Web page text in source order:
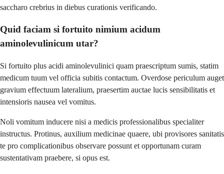
saccharo crebrius in diebus curationis verificando.
Quid faciam si fortuito nimium acidum
aminolevulinicum utar?
Si fortuito plus acidi aminolevulinici quam praescriptum sumis, statim
medicum tuum vel officia subitis contactum. Overdose periculum auget
gravium effectuum lateralium, praesertim auctae lucis sensibilitatis et
intensioris nausea vel vomitus.
Noli vomitum inducere nisi a medicis professionalibus specialiter
instructus. Protinus, auxilium medicinae quaere, ubi provisores sanitatis
te pro complicationibus observare possunt et opportunam curam
sustentativam praebere, si opus est.